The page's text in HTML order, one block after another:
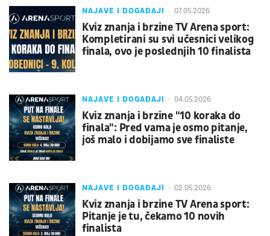
NAJAVE I DOGAĐAJI 07.05.2026
Kviz znanja i brzine TV Arena sport:
Kompletirani su svi učesnici velikog
finala, ovo je poslednjih 10 finalista
NAJAVE I DOGAĐAJI 04.05.2026
Kviz znanja i brzine "10 koraka do
finala": Pred vama je osmo pitanje,
još malo i dobijamo sve finaliste
NAJAVE I DOGAĐAJI 02.05.2026
Kviz znanja i brzine TV Arena sport:
Pitanje je tu, čekamo 10 novih
finalista